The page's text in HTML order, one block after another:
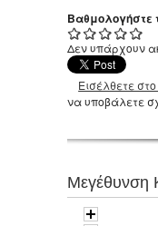
Βαθμολογήστε
Δεν υπάρχουν
Εισέλθετε
να υποβάλετε
Μεγέθυνση